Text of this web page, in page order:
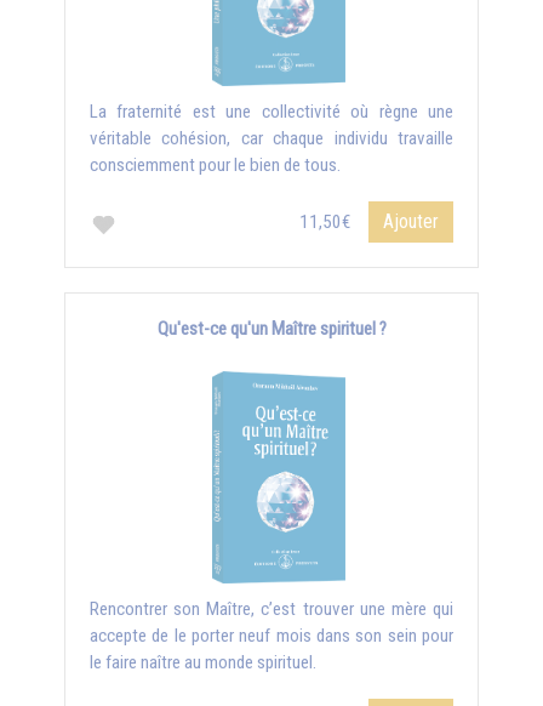
La fraternité est une collectivité où règne une
véritable cohésion, car chaque individu travaille
consciemment pour le bien de tous.
11,50€ Ajouter
Qu'est-ce qu'un Maître spirituel ?
Rencontrer son Maître, c’est trouver une mère qui
accepte de le porter neuf mois dans son sein pour
le faire naître au monde spirituel.